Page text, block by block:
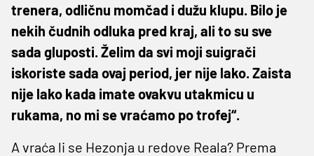
trenera, odličnu momčad i dužu klupu. Bilo je
nekih čudnih odluka pred kraj, ali to su sve
sada gluposti. Želim da svi moji suigrači
iskoriste sada ovaj period, jer nije lako. Zaista
nije lako kada imate ovakvu utakmicu u
rukama, no mi se vraćamo po trofej“.
A vraća li se Hezonja u redove Reala? Prema